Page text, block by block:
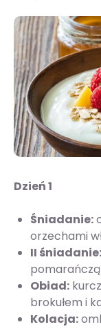
Dzień 1
Śniadanie:
orzechami
II śniadanie:
pomarańczą
Obiad:
brokułem i
Kolacja: